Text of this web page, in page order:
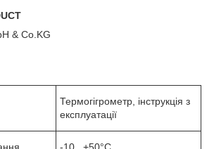
& Co.KG
Термогігрометр, інструкція з
експлуатації